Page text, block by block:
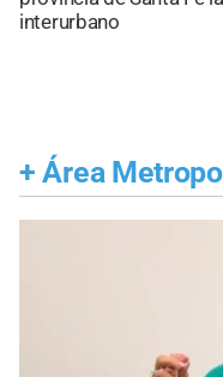
interurbano
+ Área